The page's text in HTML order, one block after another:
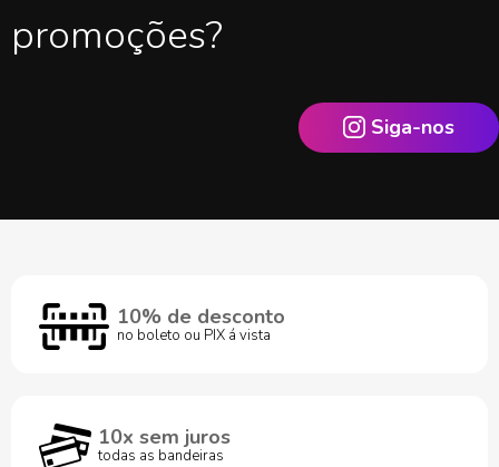
promoções?
Siga-nos
10% de desconto
no boleto ou PIX á vista
10x sem juros
todas as bandeiras